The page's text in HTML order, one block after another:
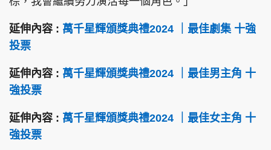
延伸內容 : 萬千星輝頒獎典禮2024 ｜最佳劇集 十強
投票
延伸內容 : 萬千星輝頒獎典禮2024 ｜最佳男主角 十
強投票
延伸內容 : 萬千星輝頒獎典禮2024 ｜最佳女主角 十
強投票